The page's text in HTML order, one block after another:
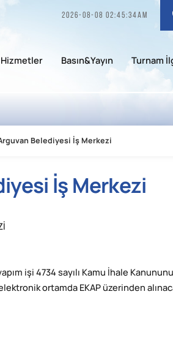
2026-08-08 02:45:34am
Hizmetler Basın&Yayın Turnam
Belediyesi İş Merkezi
İş Merkezi
işi 4734 sayılı Kamu İhale
ortamda EKAP üzerinden